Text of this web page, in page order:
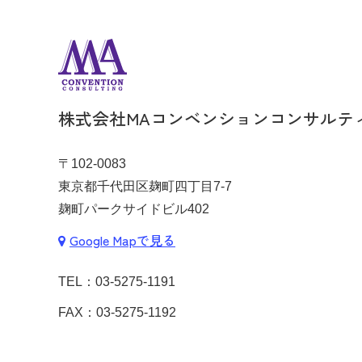
株式会社MAコンベンションコンサルテ
〒102-0083
東京都千代田区麹町四丁目7-7
麹町パークサイドビル402
Google Mapで見る
TEL： 03-5275-1191
FAX：03-5275-1192